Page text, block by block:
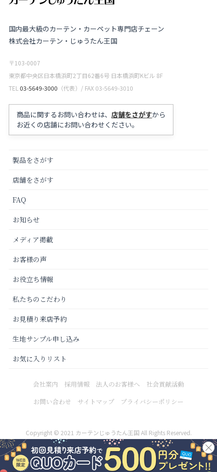
国内最大級のカーテン・カーペット専門店チェーン
株式会社カーテン・じゅうたん王国
〒103-0007
東京都中央区日本橋浜町2丁目62番6号 日本橋浜町Kビル 8F
TEL 03-5649-3000 （代表）/ FAX 03-5649-3010
商品に関するお問い合わせは、 店舗をさがすから
お近くの店舗にお問い合わせください。
製品をさがす
店舗をさがす
FAQ
お知らせ
メディア掲載
お客様の声
お役立ち情報
私たちのこだわり
お見積り来店予約
生地サンプル申し込み
お気に入りリスト
会社案内 採用情報 法人のお客様へ
社会貢献活動
お問い合わせ
サイトマップ プライバシーポリシー
Copyright © 2021 カーテンじゅうたん王国 All Rights Reserved.